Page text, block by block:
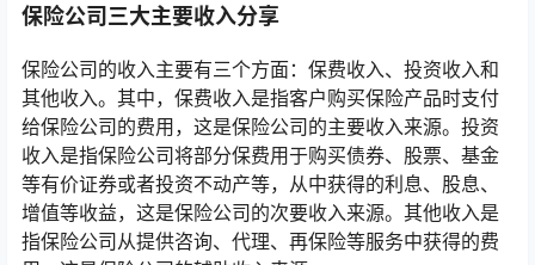
保险公司三大主要收入分享
保险公司的收入主要有三个方面：保费收入、投资收入和
其他收入。其中，保费收入是指客户购买保险产品时支付
给保险公司的费用，这是保险公司的主要收入来源。投资
收入是指保险公司将部分保费用于购买债券、股票、基金
等有价证券或者投资不动产等，从中获得的利息、股息、
增值等收益，这是保险公司的次要收入来源。其他收入是
指保险公司从提供咨询、代理、再保险等服务中获得的费